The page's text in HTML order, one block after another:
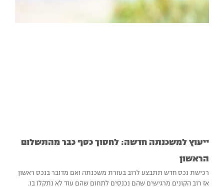
ייעוץ למשכנתה חדשה: לחסוך כסף כבר מהתשלום
הראשון‏
רכישת נכס חדש תתבצע לרוב בעזרת משכנתה ואם מדובר בנכס ראשון
אז רוב הקונים מרגישים שהם נכנסים לתחום שהם עוד לא נתקלו בו.